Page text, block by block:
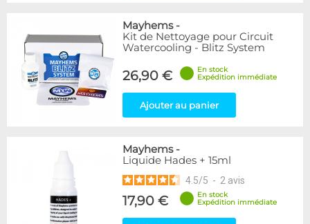
Mayhems-
Kit de Nettoyage pour Circuit
Watercooling - Blitz System
26,90 €
En stock
Expédition immédiate
Ajouter au panier
Mayhems-
Liquide Hades + 15ml
4.5/5 - 2 avis
17,90 €
En stock
Expédition immédiate